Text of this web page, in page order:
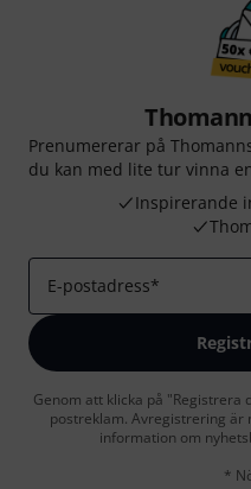
Prenumererar på
du kan med lite tur vinna
Inspirerande
E-postadress*
Genom att klicka på "Registrera
postreklam. Avregistrering är
information om
*